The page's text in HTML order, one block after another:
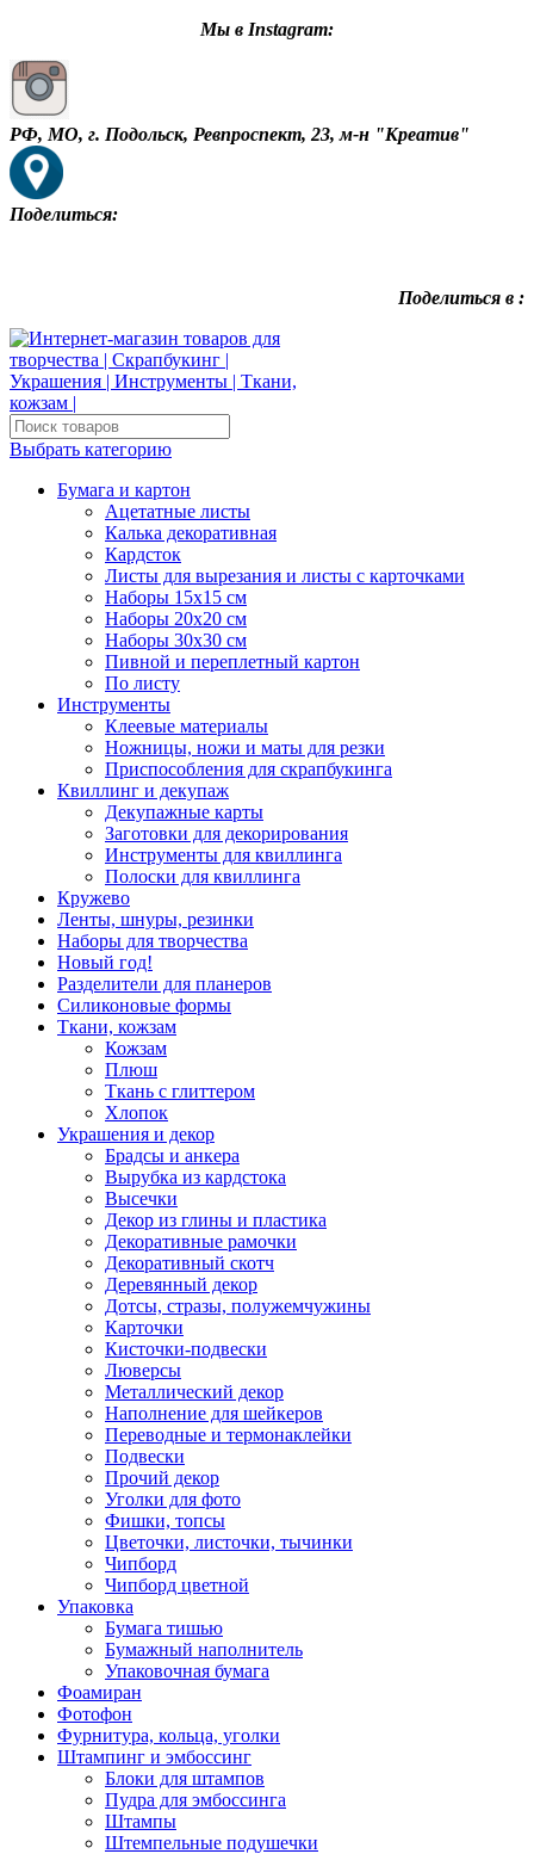
Мы в Instagram:
РФ, МО, г. Подольск, Ревпроспект, 23, м-н "Креатив"
Поделиться:
Поделиться в :
Выбрать категорию
Бумага и картон
Ацетатные листы
Калька декоративная
Кардсток
Листы для вырезания и листы с карточками
Наборы 15х15 см
Наборы 20х20 см
Наборы 30х30 см
Пивной и переплетный картон
По листу
Инструменты
Клеевые материалы
Ножницы, ножи и маты для резки
Приспособления для скрапбукинга
Квиллинг и декупаж
Декупажные карты
Заготовки для декорирования
Инструменты для квиллинга
Полоски для квиллинга
Кружево
Ленты, шнуры, резинки
Наборы для творчества
Новый год!
Разделители для планеров
Силиконовые формы
Ткани, кожзам
Кожзам
Плюш
Ткань с глиттером
Хлопок
Украшения и декор
Брадсы и анкера
Вырубка из кардстока
Высечки
Декор из глины и пластика
Декоративные рамочки
Декоративный скотч
Деревянный декор
Дотсы, стразы, полужемчужины
Карточки
Кисточки-подвески
Люверсы
Металлический декор
Наполнение для шейкеров
Переводные и термонаклейки
Подвески
Прочий декор
Уголки для фото
Фишки, топсы
Цветочки, листочки, тычинки
Чипборд
Чипборд цветной
Упаковка
Бумага тишью
Бумажный наполнитель
Упаковочная бумага
Фоамиран
Фотофон
Фурнитура, кольца, уголки
Штампинг и эмбоссинг
Блоки для штампов
Пудра для эмбоссинга
Штампы
Штемпельные подушечки